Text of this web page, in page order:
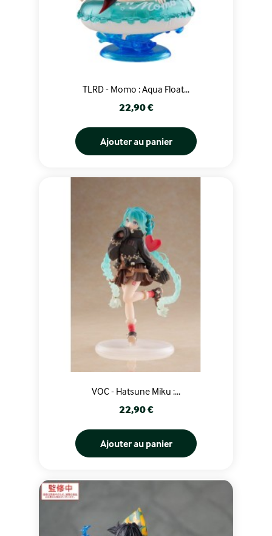
TLRD - Momo : Aqua Float...
Prix
22,90 €
Ajouter au panier
VOC - Hatsune Miku :...
Prix
22,90 €
Ajouter au panier